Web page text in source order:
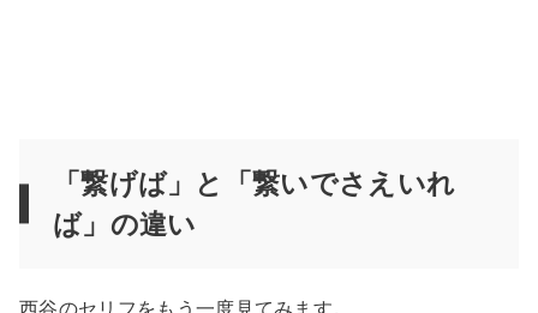
「繋げば」と「繋いでさえいれ
ば」の違い
西谷のセリフをもう一度見てみます。